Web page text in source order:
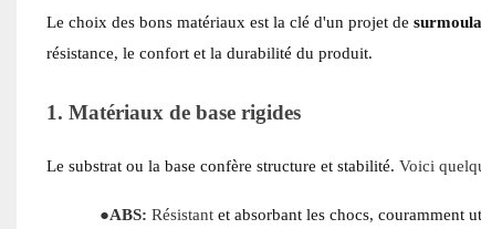
Le choix des bons matériaux est la clé d'un projet de
résistance, le confort et la durabilité du produit.
1. Matériaux de base rigides
Le substrat ou la base confère structure et stabilité. Voici
●ABS: Résistant et absorbant les chocs, couramment